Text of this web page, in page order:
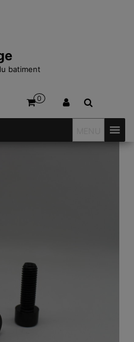
batiment
0